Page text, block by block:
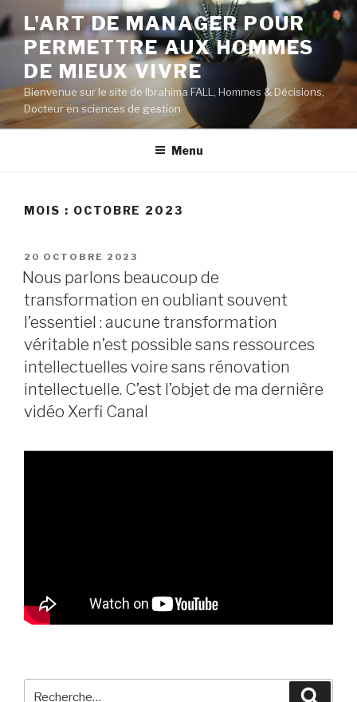
au
contenu
principal
L'ART DE MANAGER POUR
PERMETTRE AUX HOMMES
DE MIEUX VIVRE
Bienvenue sur le site de Ibrahima FALL, Hommes & Décisions,
Docteur en sciences de gestion
Menu
MOIS : OCTOBRE 2023
PUBLIÉ
LE
20 OCTOBRE 2023
Nous parlons beaucoup de
transformation en oubliant souvent
l’essentiel : aucune transformation
véritable n’est possible sans ressources
intellectuelles voire sans rénovation
intellectuelle. C’est l’objet de ma dernière
vidéo Xerfi Canal